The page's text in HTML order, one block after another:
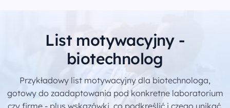
List motywacyjny -
biotechnolog
Przykładowy list motywacyjny dla biotechnologa,
gotowy do zaadaptowania pod konkretne laboratorium
czy firmę - plus wskazówki, co podkreślić i czego unikać.